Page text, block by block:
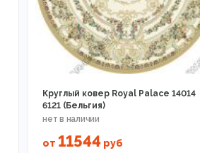
Круглый ковер Royal Palace 14014
6121 (Бельгия)
от 11544 руб